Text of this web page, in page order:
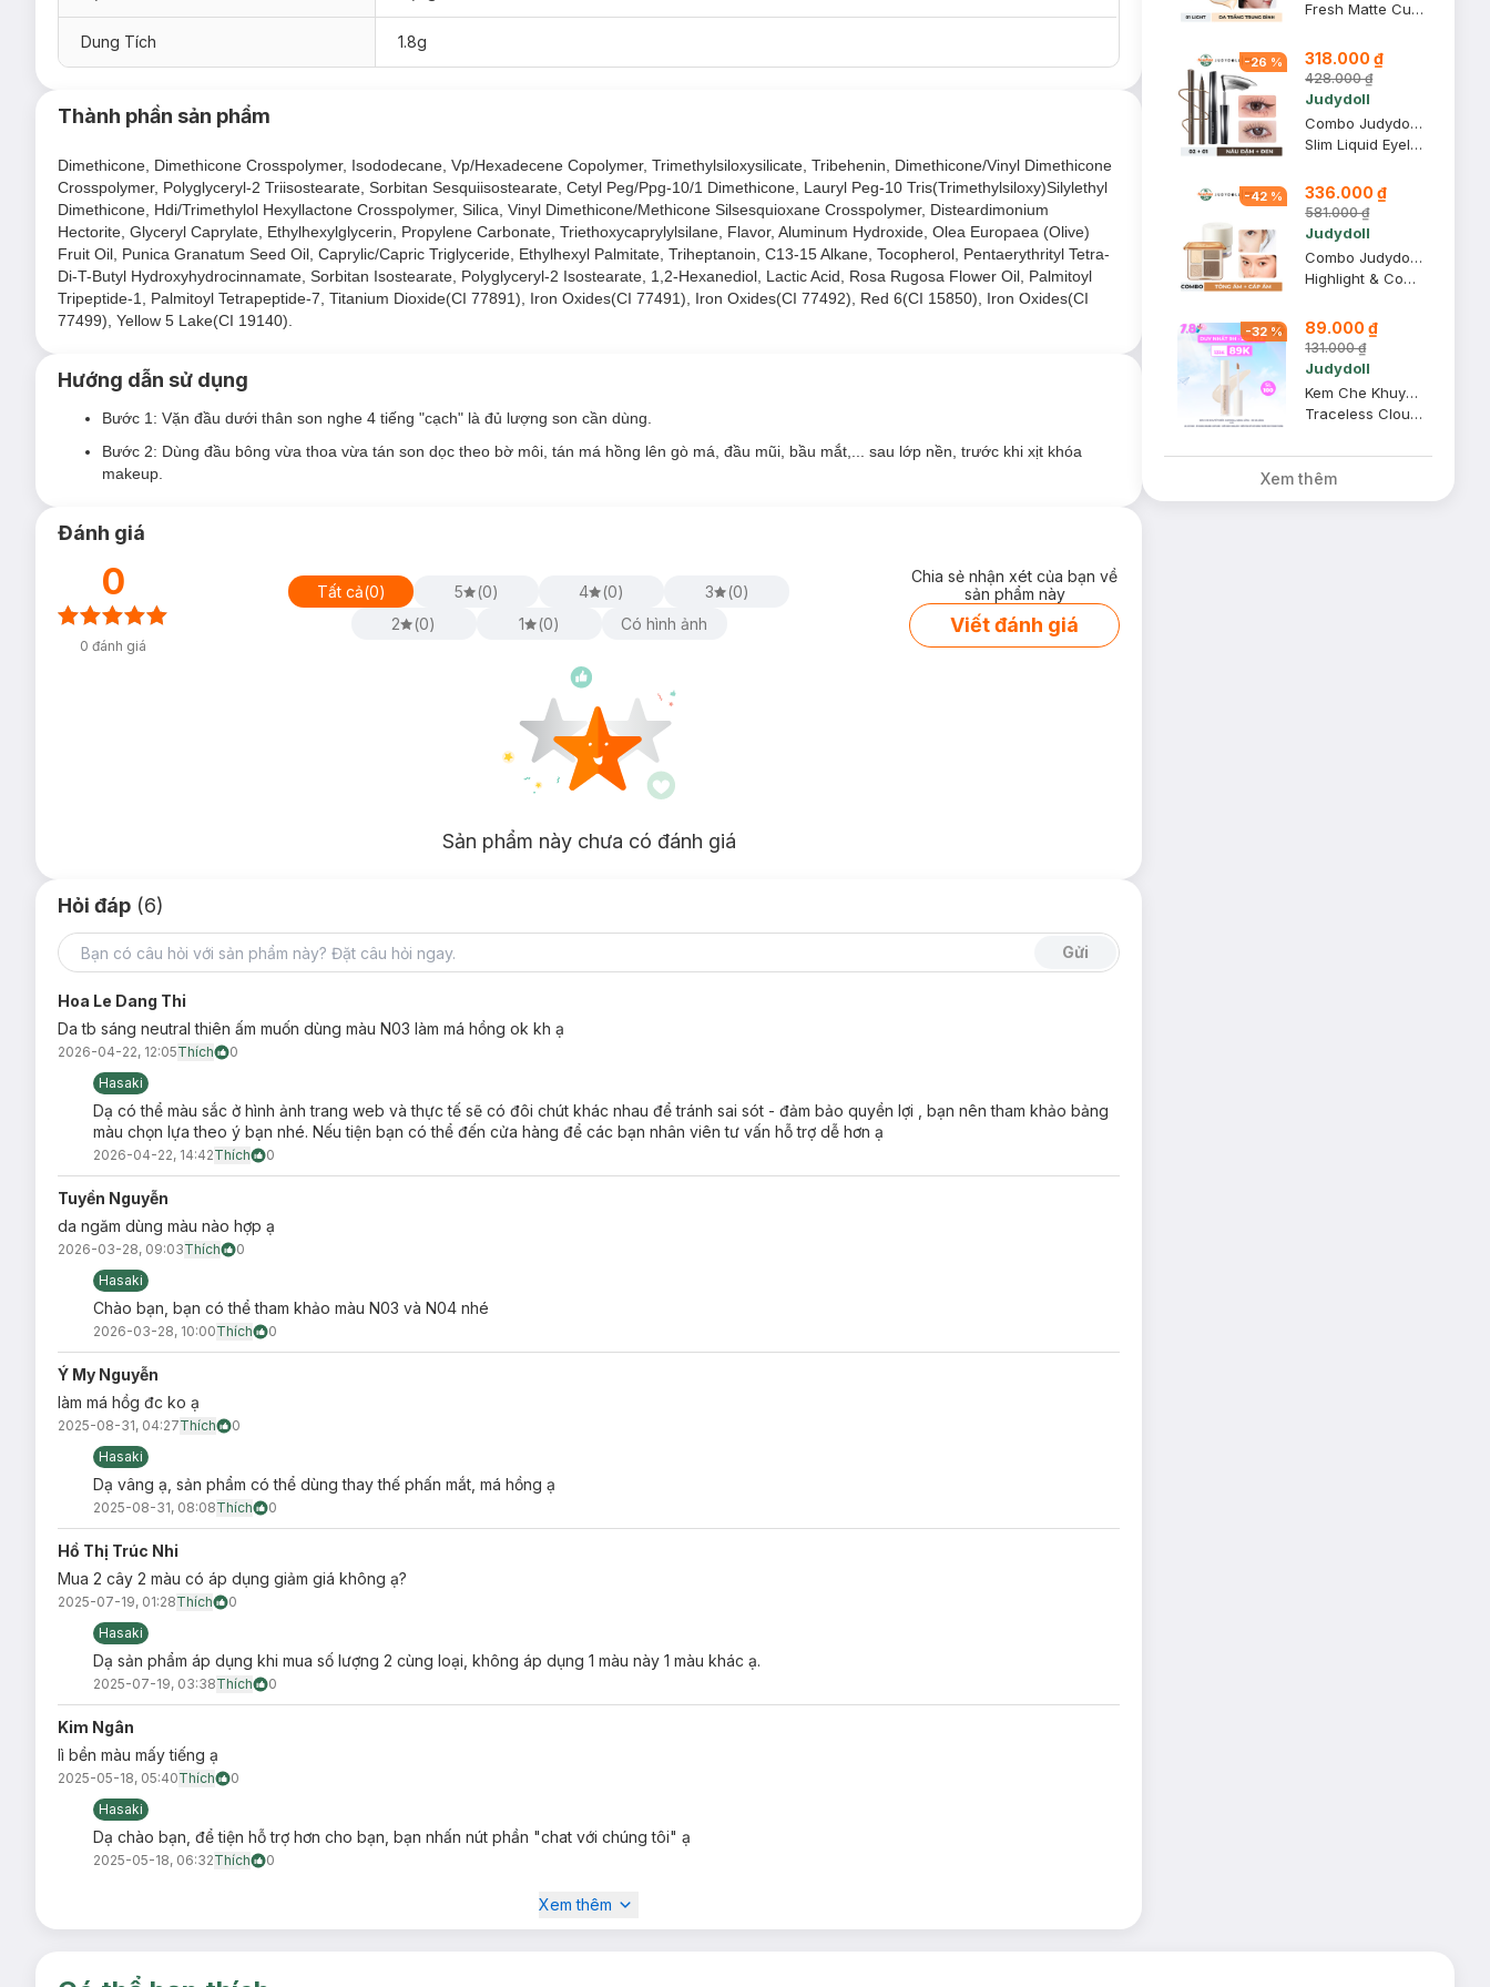
Ưu thế nổi bật:
Peptide dưỡng ẩm kết hợp cùng tinh dầu chiết xuất từ 3 loại thực vật giúp đôi môi căng mọng đầy đặn, vân môi mờ đi tự nhiên.
Chất son bột mỏng nhẹ. Khi son set lại sẽ lên hiệu ứng che khuyết điểm rãnh môi nhưng không gây khô môi.
Thiết kế son dạng vặn lạ mắt, đầu bông tán son đi kèm tiện lợi.
Có thể tận dụng son như má hồng, phấn mắt,.. để mang đến một makeup đồng bộ và nhanh chóng, tiết kiệm thời gian.
Dung Tích 1.8g
Thành phần sản phẩm
Dimethicone, Dimethicone Crosspolymer, Isododecane, Vp/Hexadecene Copolymer, Trimethylsiloxysilicate, Tribehenin, Dimethicone/Vinyl Dimethicone
Crosspolymer, Polyglyceryl-2 Triisostearate, Sorbitan Sesquiisostearate, Cetyl Peg/Ppg-10/1 Dimethicone, Lauryl Peg-10 Tris(Trimethylsiloxy)Silylethyl
Dimethicone, Hdi/Trimethylol Hexyllactone Crosspolymer, Silica, Vinyl Dimethicone/Methicone Silsesquioxane Crosspolymer, Disteardimonium
Hectorite, Glyceryl Caprylate, Ethylhexylglycerin, Propylene Carbonate, Triethoxycaprylylsilane, Flavor, Aluminum Hydroxide, Olea Europaea (Olive)
Fruit Oil, Punica Granatum Seed Oil, Caprylic/Capric Triglyceride, Ethylhexyl Palmitate, Triheptanoin, C13-15 Alkane, Tocopherol, Pentaerythrityl Tetra-
Di-T-Butyl Hydroxyhydrocinnamate, Sorbitan Isostearate, Polyglyceryl-2 Isostearate, 1,2-Hexanediol, Lactic Acid, Rosa Rugosa Flower Oil, Palmitoyl
Tripeptide-1, Palmitoyl Tetrapeptide-7, Titanium Dioxide(CI 77891), Iron Oxides(CI 77491), Iron Oxides(CI 77492), Red 6(CI 15850), Iron Oxides(CI
77499), Yellow 5 Lake(CI 19140).
Hướng dẫn sử dụng
Bước 1: Vặn đầu dưới thân son nghe 4 tiếng "cạch" là đủ lượng son cần dùng.
Bước 2: Dùng đầu bông vừa thoa vừa tán son dọc theo bờ môi, tán má hồng lên gò má, đầu mũi, bầu mắt,... sau lớp nền, trước khi xịt khóa
makeup.
Đánh giá
0
0 đánh giá
Tất cả(0) 5 (0) 4 (0) 3 (0)
2
(0) 1 (0) Có hình ảnh
Chia sẻ nhận xét của bạn về
sản phẩm này
Viết đánh giá
Sản phẩm này chưa có đánh giá
Hỏi đáp (6)
Gửi
Hoa Le Dang Thi
Da tb sáng neutral thiên ấm muốn dùng màu N03 làm má hồng ok kh ạ
2026-04-22, 12:05Thích
0
Hasaki
Dạ có thể màu sắc ở hình ảnh trang web và thực tế sẽ có đôi chút khác nhau để tránh sai sót - đảm bảo quyền lợi , bạn nên tham khảo bảng
màu chọn lựa theo ý bạn nhé. Nếu tiện bạn có thể đến cửa hàng để các bạn nhân viên tư vấn hỗ trợ dễ hơn ạ
2026-04-22, 14:42Thích 0
Tuyền Nguyễn
da ngăm dùng màu nào hợp ạ
2026-03-28, 09:03Thích
0
Hasaki
Chào bạn, bạn có thể tham khảo màu N03 và N04 nhé
2026-03-28, 10:00Thích 0
Ý My Nguyễn
làm má hồg đc ko ạ
2025-08-31, 04:27Thích
0
Hasaki
Dạ vâng ạ, sản phẩm có thể dùng thay thế phấn mắt, má hồng ạ
2025-08-31, 08:08Thích 0
Hồ Thị Trúc Nhi
Mua 2 cây 2 màu có áp dụng giảm giá không ạ?
2025-07-19, 01:28Thích
0
Hasaki
Dạ sản phẩm áp dụng khi mua số lượng 2 cùng loại, không áp dụng 1 màu này 1 màu khác ạ.
2025-07-19, 03:38Thích 0
Kim Ngân
lì bền màu mấy tiếng ạ
2025-05-18, 05:40Thích
0
Hasaki
Dạ chào bạn, để tiện hỗ trợ hơn cho bạn, bạn nhấn nút phần "chat với chúng tôi" ạ
2025-05-18, 06:32Thích 0
Xem thêm
Fresh Matte Cushion
-26 % 318.000 ₫
428.000 ₫
Judydoll
Combo Judydoll Bút Kẻ Mắt Nước Siêu Mảnh - 02 Nâu Đậm (Mới) 0.4g + Mascara Đầu Siêu Cong 6 Độ - 01 Đen (Mới) 3g
Slim Liquid Eyeliner + Curling Iron Mascara - 6° Curling Design
-42 % 336.000 ₫
581.000 ₫
Judydoll
Combo Judydoll Bảng Highlight Và Tạo Khối 4 Màu - 02 Tông Ấm 9g + Kem Lót Cấp Ẩm 30g
Highlight & Contour Palette + Nourishing Makeup Base
-32% 89.000 ₫
131.000 ₫
Judydoll
Kem Che Khuyết Điểm Judydoll Dạng Lỏng - 00 Da Sáng 3.2g
Traceless Cloud-Touch Concealer - 00 Fair
Xem thêm